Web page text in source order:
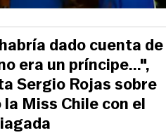
dado cuenta de
era un príncipe...",
Sergio Rojas sobre
Miss Chile con el